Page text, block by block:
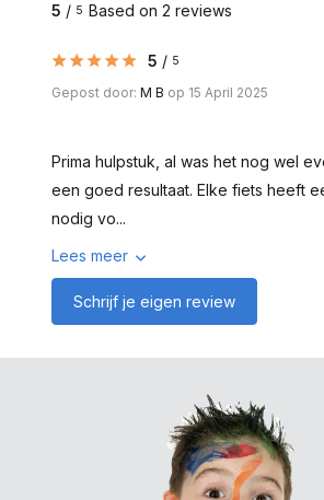
5 / 5 Based on 2 reviews
5 / 5
Gepost door: M B op 15 April 2025
Prima hulpstuk, al was het nog wel
een goed resultaat. Elke fiets heeft
nodig vo...
Lees meer
Schrijf je eigen review